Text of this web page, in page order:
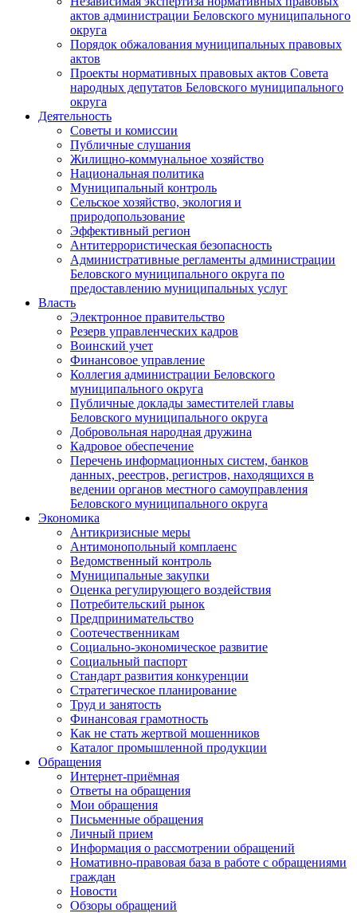
актов администрации Беловского муниципального
округа
Порядок обжалования муниципальных правовых
актов
Проекты нормативных правовых актов Совета
народных депутатов Беловского муниципального
округа
Деятельность
Советы и комиссии
Публичные слушания
Жилищно-коммунальное хозяйство
Национальная политика
Муниципальный контроль
Сельское хозяйство, экология и
природопользование
Эффективный регион
Антитеррористическая безопасность
Административные регламенты администрации
Беловского муниципального округа по
предоставлению муниципальных услуг
Власть
Электронное правительство
Резерв управленческих кадров
Воинский учет
Финансовое управление
Коллегия администрации Беловского
муниципального округа
Публичные доклады заместителей главы
Беловского муниципального округа
Добровольная народная дружина
Кадровое обеспечение
Перечень информационных систем, банков
данных, реестров, регистров, находящихся в
ведении органов местного самоуправления
Беловского муниципального округа
Экономика
Антикризисные меры
Антимонопольный комплаенс
Ведомственный контроль
Муниципальные закупки
Оценка регулирующего воздействия
Потребительский рынок
Предпринимательство
Соотечественникам
Социально-экономическое развитие
Социальный паспорт
Стандарт развития конкуренции
Стратегическое планирование
Труд и занятость
Финансовая грамотность
Как не стать жертвой мошенников
Каталог промышленной продукции
Обращения
Интернет-приёмная
Ответы на обращения
Мои обращения
Письменные обращения
Личный прием
Информация о рассмотрении обращений
Номативно-правовая база в работе с обращениями
граждан
Новости
Обзоры обращений